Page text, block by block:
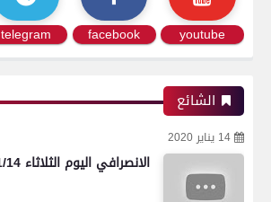
youtube
facebook
telegram
الشائع
14 يناير 2020
الانصرافي اليوم الثلاثاء 2020/1/14